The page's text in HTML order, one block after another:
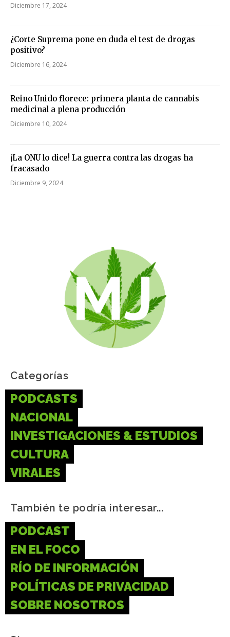
Diciembre 17, 2024
¿Corte Suprema pone en duda el test de drogas
positivo?
Diciembre 16, 2024
Reino Unido florece: primera planta de cannabis
medicinal a plena producción
Diciembre 10, 2024
¡La ONU lo dice! La guerra contra las drogas ha
fracasado
Diciembre 9, 2024
Categorías
PODCASTS
NACIONAL
INVESTIGACIONES & ESTUDIOS
CULTURA
VIRALES
También te podría interesar...
PODCAST
EN EL FOCO
RÍO DE INFORMACIÓN
POLÍTICAS DE PRIVACIDAD
SOBRE NOSOTROS